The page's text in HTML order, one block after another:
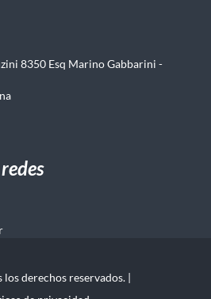
8350 Esq Marino Gabbarini -
derechos reservados. |